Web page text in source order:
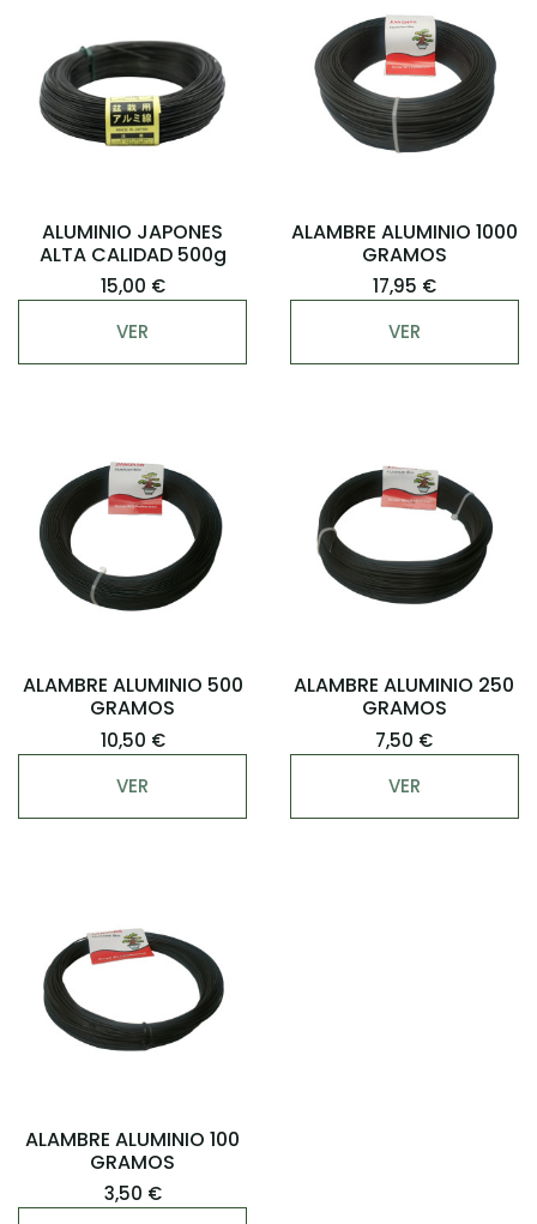
ALUMINIO JAPONES
ALTA CALIDAD 500g
15,00 €
VER
ALAMBRE ALUMINIO 1000
GRAMOS
17,95 €
VER
ALAMBRE ALUMINIO 500
GRAMOS
10,50 €
VER
ALAMBRE ALUMINIO 250
GRAMOS
7,50 €
VER
ALAMBRE ALUMINIO 100
GRAMOS
3,50 €